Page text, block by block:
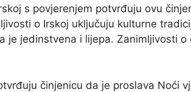
s povjerenjem potvrđuju ovu
o Irskoj uključuju kulturne
je jedinstvena i lijepa. Zanimljivosti o
činjenicu da je proslava Noći